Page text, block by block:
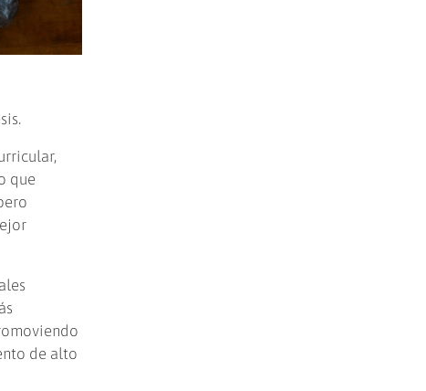
que
de alto